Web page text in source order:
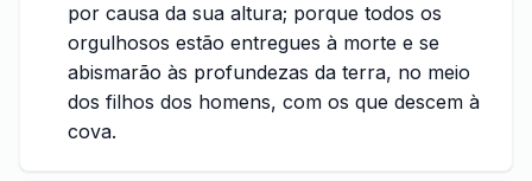
por causa da sua altura; porque todos os
orgulhosos estão entregues à morte e se
abismarão às profundezas da terra, no meio
dos filhos dos homens, com os que descem à
cova.